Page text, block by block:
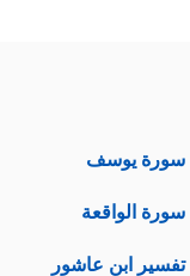
سورة يوسف
سورة الواقعة
تفسير ابن عاشور